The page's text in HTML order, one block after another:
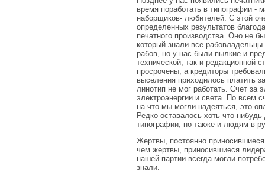
время поработать в типографии -
наборщиков- любителей. С этой
определенных результатов
печатного производства. Оно не
который знали все
рабов, но у нас были пылкие и
технической, так и редакционной
просрочены, а кредиторы
выселения приходилось платить
линотип не мог работать. Счет за
электроэнергии и света. По всем
на что мы могли надеяться, это
Редко оставалось хоть что-
типографии, но также и людям в
Жертвы, постоянно
чем жертвы, приносившиеся
нашей партии всегда могли
знали.